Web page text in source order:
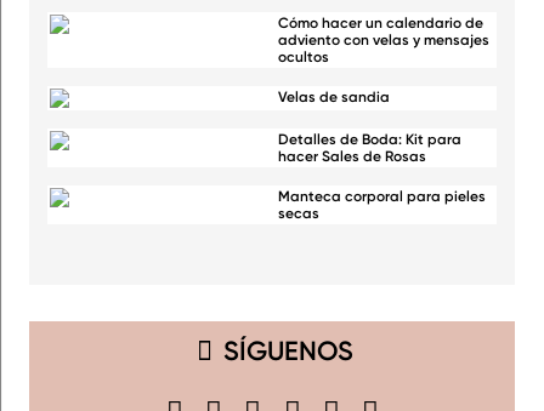
Cómo hacer un calendario de
adviento con velas y mensajes
ocultos
Velas de sandia
Detalles de Boda: Kit para
hacer Sales de Rosas
Manteca corporal para pieles
secas
SÍGUENOS